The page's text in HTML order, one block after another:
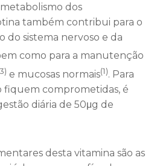
dos
também contribui para o
sistema nervoso e da
como para a manutenção
e mucosas normais(1). Para
fiquem comprometidas, é
diária de 50μg de
desta vitamina são as